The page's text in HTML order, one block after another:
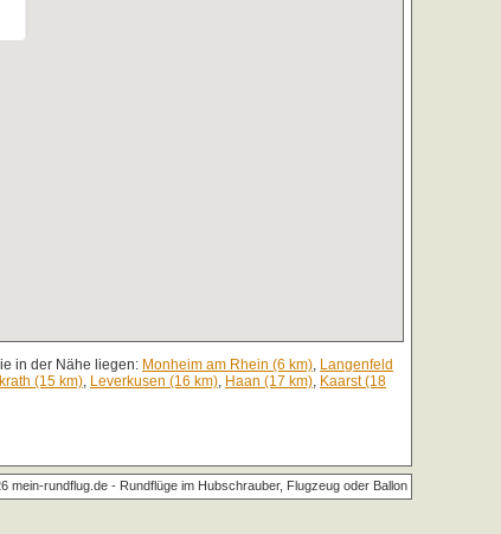
in der Nähe liegen: Monheim am Rhein (6 km), Langenfeld
(15 km), Leverkusen (16 km), Haan (17 km), Kaarst (18
mein-rundflug.de - Rundflüge im Hubschrauber, Flugzeug oder Ballon